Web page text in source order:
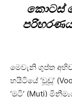
කොටස්
පරිහරණය
මෙවැනි ගුප්ත
හයිටියේ ‘වූඩූ’
‘මුටි’ (Muti)